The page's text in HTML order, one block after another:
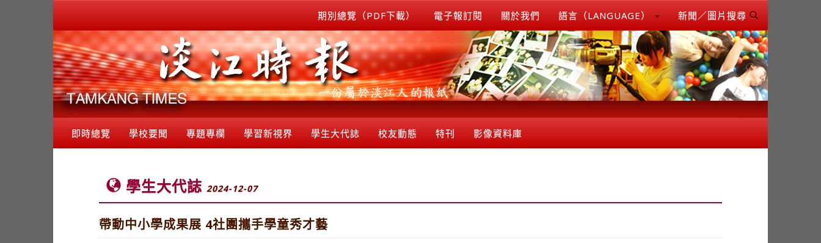
期別總覽（PDF下載） 電子報訂閱 關於我們 語言（LANGUAGE） 新聞／圖片搜尋
即時總覽 學校要聞 專題專欄 學習新視界 學生大代誌 校友動態 特刊 影像資料庫
學生大代誌 2024-12-07
帶動中小學成果展 4社團攜手學童秀才藝